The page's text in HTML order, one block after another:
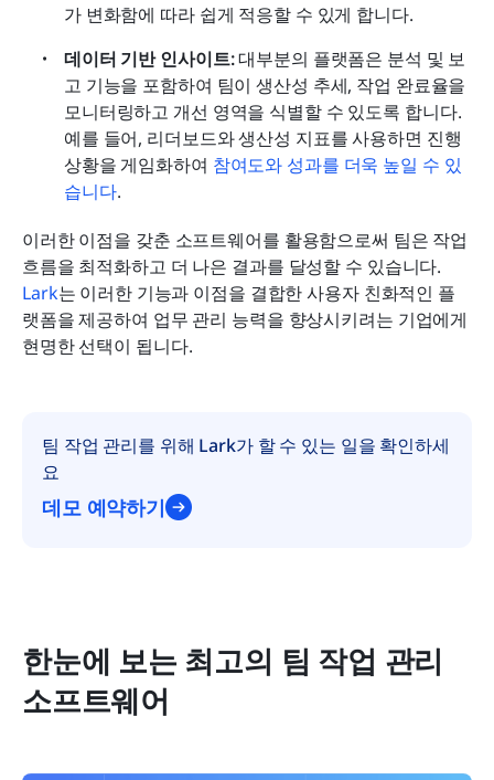
가 변화함에 따라 쉽게 적응할 수 있게 합니다.
데이터 기반 인사이트: 대부분의 플랫폼은 분석 및 보
고 기능을 포함하여 팀이 생산성 추세, 작업 완료율을
모니터링하고 개선 영역을 식별할 수 있도록 합니다.
예를 들어, 리더보드와 생산성 지표를 사용하면 진행
상황을 게임화하여 참여도와 성과를 더욱 높일 수 있
습니다.
이러한 이점을 갖춘 소프트웨어를 활용함으로써 팀은 작업
Lark는 이러한 기능과 이점을 결합한 사용자 친화적인 플
랫폼을 제공하여 업무 관리 능력을 향상시키려는 기업에게
현명한 선택이 됩니다.
팀 작업 관리를 위해 Lark가 할 수 있는 일을 확인하세
요
데모 예약하기
한눈에 보는 최고의 팀 작업 관리
소프트웨어